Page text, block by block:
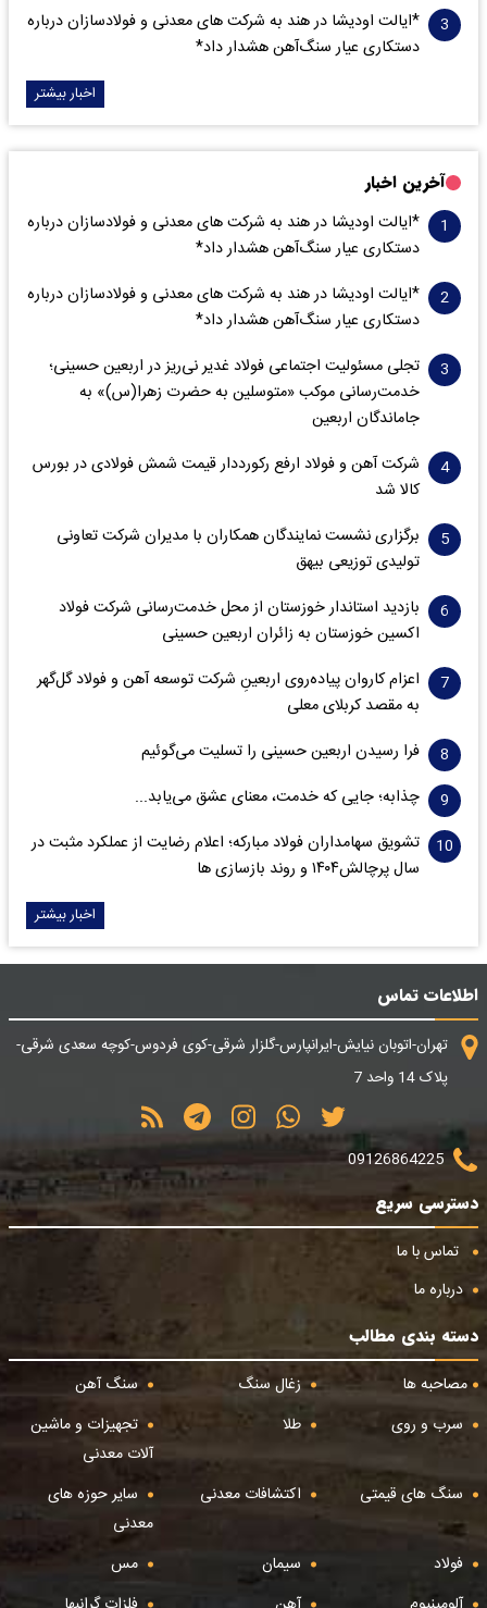
*ایالت اودیشا در هند به شرکت های معدنی و فولادسازان درباره
دستکاری عیار سنگ‌آهن هشدار داد*
اخبار بیشتر
آخرین اخبار
*ایالت اودیشا در هند به شرکت های معدنی و فولادسازان درباره
دستکاری عیار سنگ‌آهن هشدار داد*
*ایالت اودیشا در هند به شرکت های معدنی و فولادسازان درباره
دستکاری عیار سنگ‌آهن هشدار داد*
تجلی مسئولیت اجتماعی فولاد غدیر نی‌ریز در اربعین حسینی؛
خدمت‌رسانی موکب «متوسلین به حضرت زهرا(س)» به
جاماندگان اربعین
شرکت آهن و فولاد ارفع رکورددار قیمت شمش فولادی در بورس
کالا شد
برگزاری نشست نمایندگان همکاران با مدیران شرکت تعاونی
تولیدی توزیعی بیهق
بازدید استاندار خوزستان از محل خدمت‌رسانی شرکت فولاد
اکسین خوزستان به زائران اربعین حسینی
اعزام کاروان پیاده‌روی اربعینِ شرکت توسعه آهن و فولاد گل‌گهر
به مقصد کربلای معلی
فرا رسیدن اربعین حسینی را تسلیت می‌گوئیم
چذابه؛ جایی که خدمت، معنای عشق می‌یابد...
تشویق سهامداران فولاد مبارکه؛ اعلام رضایت از عملکرد مثبت در
سال پرچالش۱۴۰۴ و روند بازسازی ها
اخبار بیشتر
اطلاعات تماس
تهران-اتوبان نیایش-ایرانپارس-گلزار شرقی-کوی فردوس-کوچه سعدی شرقی-
پلاک 14 واحد 7
09126864225
دسترسی سریع
تماس با ما
درباره ما
دسته بندی مطالب
مصاحبه ها
زغال سنگ
سنگ آهن
سرب و روی
طلا
تجهیزات و ماشین
آلات معدنی
سنگ های قیمتی
اکتشافات معدنی
سایر حوزه های
معدنی
فولاد
سیمان
مس